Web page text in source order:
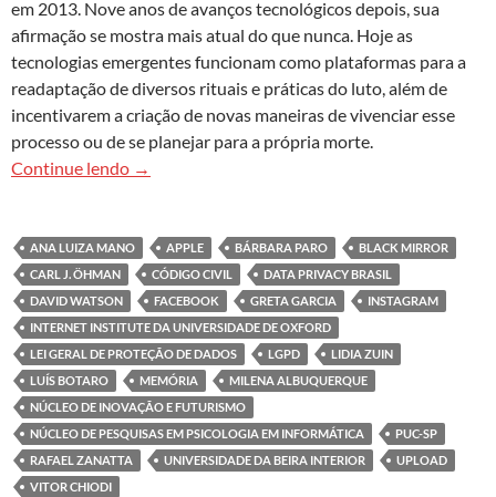
em 2013. Nove anos de avanços tecnológicos depois, sua
afirmação se mostra mais atual do que nunca. Hoje as
tecnologias emergentes funcionam como plataformas para a
readaptação de diversos rituais e práticas do luto, além de
incentivarem a criação de novas maneiras de vivenciar esse
processo ou de se planejar para a própria morte.
Continue lendo Morte na era digital: como empresas de
→
ANA LUIZA MANO APPLE BÁRBARA PARO
BLACK MIRROR
CARL J. ÖHMAN
CÓDIGO CIVIL
DATA PRIVACY BRASIL
DAVID WATSON
FACEBOOK GRETA GARCIA
INSTAGRAM
INTERNET INSTITUTE DA UNIVERSIDADE DE OXFORD
LEI GERAL DE PROTEÇÃO DE DADOS
LGPD
LIDIA ZUIN
LUÍS BOTARO
MEMÓRIA
MILENA ALBUQUERQUE
NÚCLEO DE INOVAÇÃO E FUTURISMO
NÚCLEO DE PESQUISAS EM PSICOLOGIA EM INFORMÁTICA
PUC-SP
RAFAEL ZANATTA
UNIVERSIDADE DA BEIRA INTERIOR
UPLOAD
VITOR CHIODI